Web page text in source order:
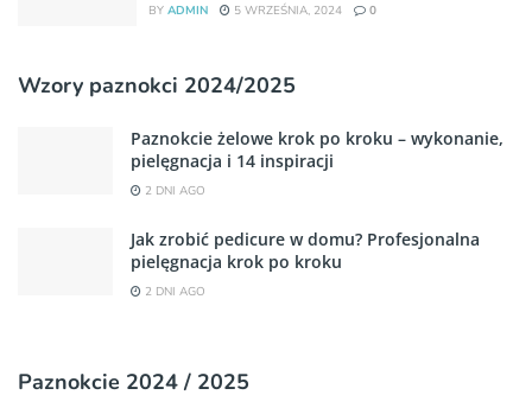
BY ADMIN 5 WRZEŚNIA, 2024 0
Wzory paznokci 2024/2025
Paznokcie żelowe krok po kroku – wykonanie,
pielęgnacja i 14 inspiracji
2 DNI AGO
Jak zrobić pedicure w domu? Profesjonalna
pielęgnacja krok po kroku
2 DNI AGO
Paznokcie 2024 / 2025